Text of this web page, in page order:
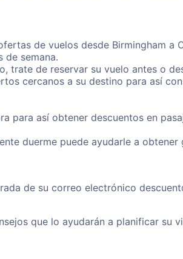
de vuelos desde Birmingham a
de semana.
trate de reservar su vuelo antes o
cercanos a su destino para así
para así obtener descuentos en
duerme puede ayudarle a obtener
de su correo electrónico
que lo ayudarán a planificar su